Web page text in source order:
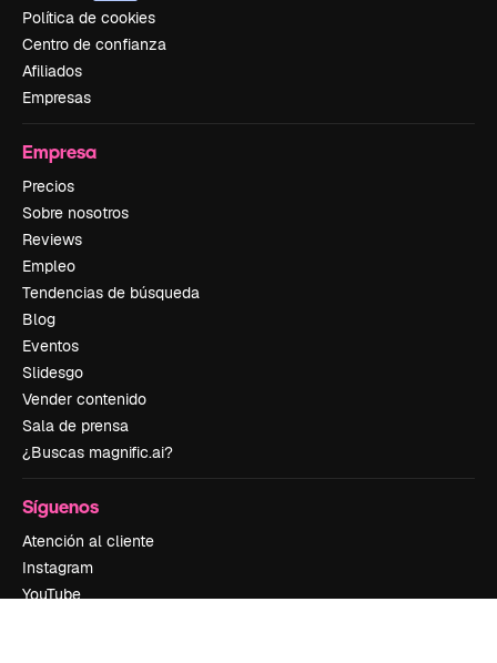
Política de cookies
Centro de confianza
Afiliados
Empresas
Empresa
Precios
Sobre nosotros
Reviews
Empleo
Tendencias de búsqueda
Blog
Eventos
Slidesgo
Vender contenido
Sala de prensa
¿Buscas magnific.ai?
Síguenos
Atención al cliente
Instagram
YouTube